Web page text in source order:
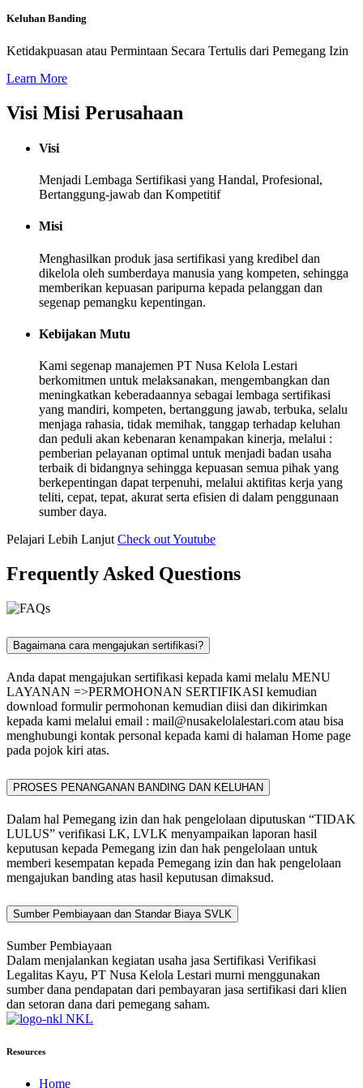
Keluhan Banding
Ketidakpuasan atau Permintaan Secara Tertulis dari Pemegang Izin
Learn More
Visi Misi Perusahaan
Visi
Menjadi Lembaga Sertifikasi yang Handal, Profesional,
Bertanggung-jawab dan Kompetitif
Misi
Menghasilkan produk jasa sertifikasi yang kredibel dan
dikelola oleh sumberdaya manusia yang kompeten, sehingga
memberikan kepuasan paripurna kepada pelanggan dan
segenap pemangku kepentingan.
Kebijakan Mutu
Kami segenap manajemen PT Nusa Kelola Lestari
berkomitmen untuk melaksanakan, mengembangkan dan
meningkatkan keberadaannya sebagai lembaga sertifikasi
yang mandiri, kompeten, bertanggung jawab, terbuka, selalu
menjaga rahasia, tidak memihak, tanggap terhadap keluhan
dan peduli akan kebenaran kenampakan kinerja, melalui :
pemberian pelayanan optimal untuk menjadi badan usaha
terbaik di bidangnya sehingga kepuasan semua pihak yang
berkepentingan dapat terpenuhi, melalui aktifitas kerja yang
teliti, cepat, tepat, akurat serta efisien di dalam penggunaan
sumber daya.
Pelajari Lebih Lanjut Check out Youtube
Frequently Asked Questions
Bagaimana cara mengajukan sertifikasi?
Anda dapat mengajukan sertifikasi kepada kami melalu MENU
LAYANAN =>PERMOHONAN SERTIFIKASI kemudian
download formulir permohonan kemudian diisi dan dikirimkan
kepada kami melalui email : mail@nusakelolalestari.com atau bisa
menghubungi kontak personal kepada kami di halaman Home page
pada pojok kiri atas.
PROSES PENANGANAN BANDING DAN KELUHAN
Dalam hal Pemegang izin dan hak pengelolaan diputuskan “TIDAK
LULUS” verifikasi LK, LVLK menyampaikan laporan hasil
keputusan kepada Pemegang izin dan hak pengelolaan untuk
memberi kesempatan kepada Pemegang izin dan hak pengelolaan
mengajukan banding atas hasil keputusan dimaksud.
Sumber Pembiayaan dan Standar Biaya SVLK
Sumber Pembiayaan
Dalam menjalankan kegiatan usaha jasa Sertifikasi Verifikasi
Legalitas Kayu, PT Nusa Kelola Lestari murni menggunakan
sumber dana pendapatan dari pembayaran jasa sertifikasi dari klien
dan setoran dana dari pemegang saham.
NKL
Resources
Home